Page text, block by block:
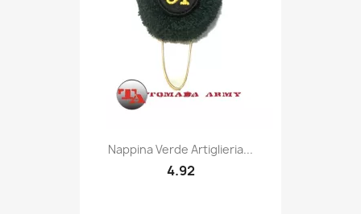
Quick view
Nappina Verde Artiglieria...
4.92